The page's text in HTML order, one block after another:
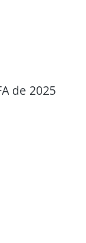
de 2025